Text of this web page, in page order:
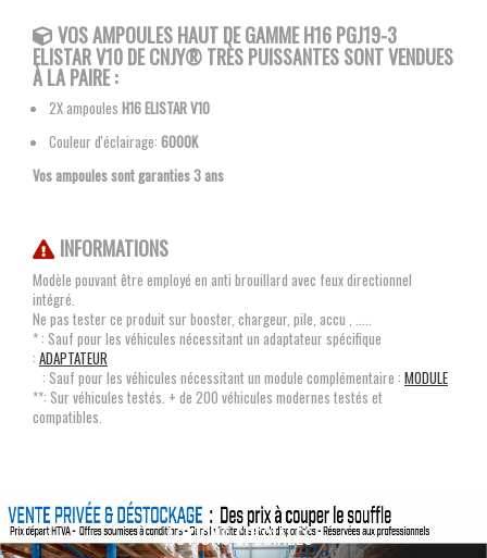
VOS AMPOULESHAUT DE GAMME H16 PGJ19-3
ELISTAR V10 DE CNJY®TRÈS PUISSANTES SONT VENDUES
À LA PAIRE :
2X ampoules H16ELISTAR V10
Couleur d'éclairage: 6000K
Vos ampoules sont garanties 3 ans
INFORMATIONS
Modèle pouvant être employé en anti brouillard avec feux directionnel
intégré.
Ne pas tester ce produit sur booster, chargeur, pile, accu , .....
* : Sauf pour les véhicules nécessitant un adaptateur spécifique
: ADAPTATEUR
: Sauf pour les véhicules nécessitant un module complémentaire : MODULE
**: Sur véhicules testés. + de 200 véhicules modernes testés et
compatibles.
ACTIONS SPÉCIALES